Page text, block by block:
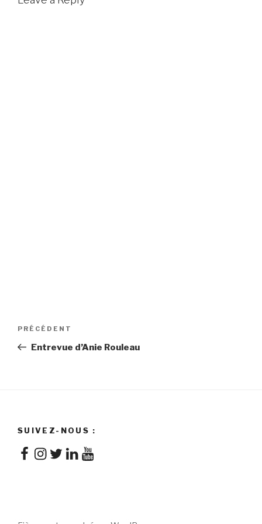
Navigation
l'article
Article
précédent
PRÉCÉDENT
Entrevue d’Anie Rouleau
SUIVEZ-NOUS :
Facebook
Instagram
TwitterLinkedInYouTube